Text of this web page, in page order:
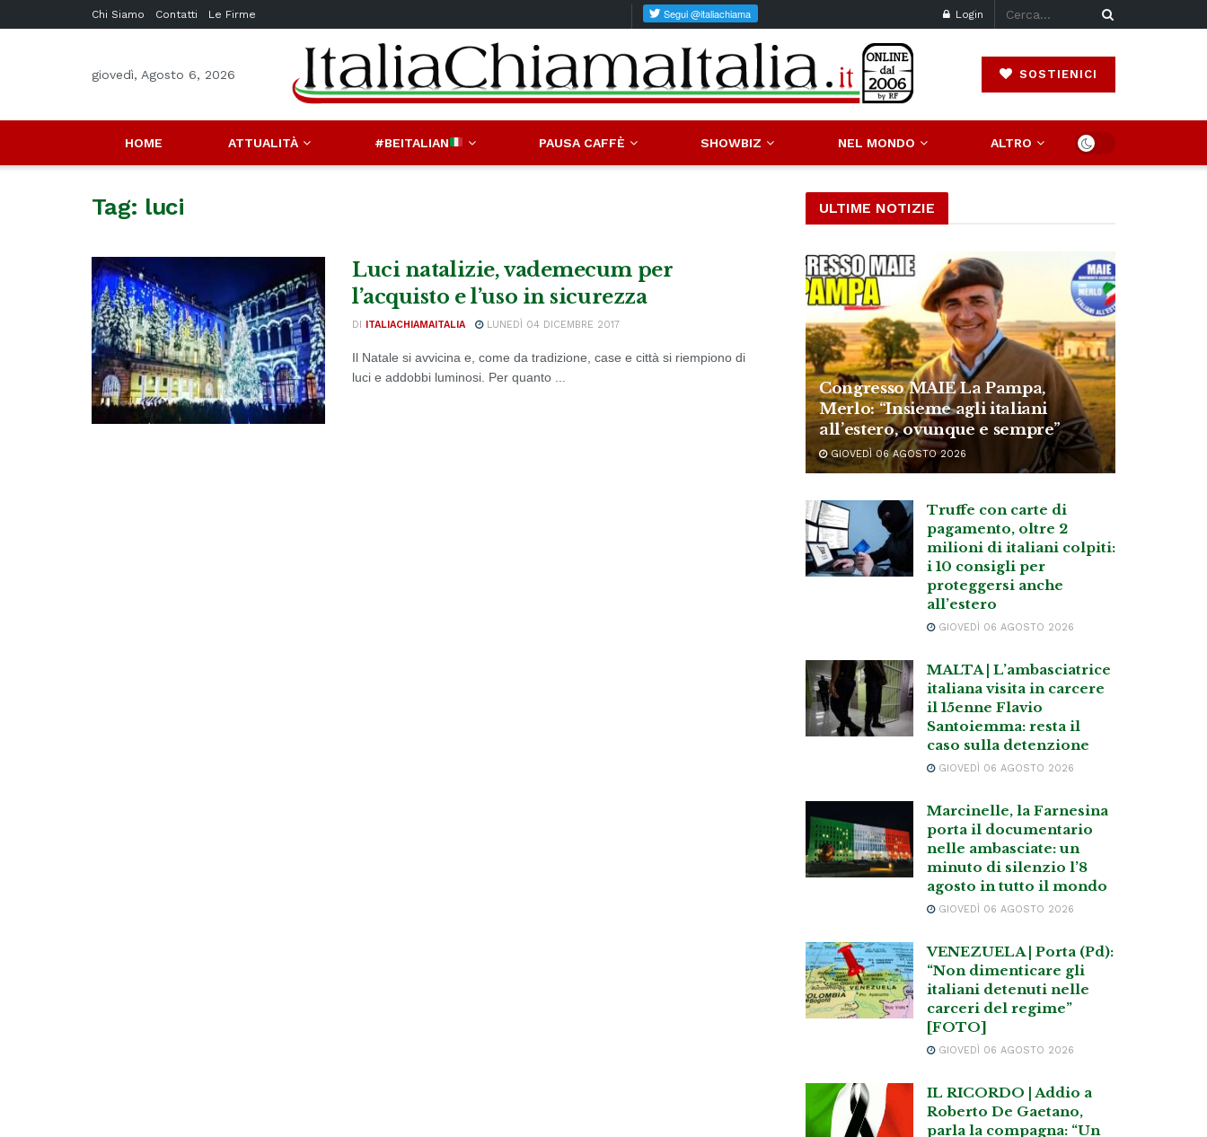
Chi Siamo Contatti Le Firme Login
giovedì, Agosto 6, 2026 SOSTIENICI
HOME ATTUALITÀ #BEITALIAN PAUSA CAFFÈ SHOWBIZ NEL MONDO ALTRO
Tag: luci
Luci natalizie, vademecum per
l’acquisto e l’uso in sicurezza
DI ITALIACHIAMAITALIA LUNEDÌ 04 DICEMBRE 2017
Il Natale si avvicina e, come da tradizione, case e città si riempiono di
luci e addobbi luminosi. Per quanto ...
ULTIME NOTIZIE
Congresso MAIE La Pampa,
Merlo: “Insieme agli italiani
all’estero, ovunque e sempre”
GIOVEDÌ 06 AGOSTO 2026
Truffe con carte di
pagamento, oltre 2
milioni di italiani colpiti:
i 10 consigli per
proteggersi anche
all’estero
GIOVEDÌ 06 AGOSTO 2026
MALTA | L’ambasciatrice
italiana visita in carcere
il 15enne Flavio
Santoiemma: resta il
caso sulla detenzione
GIOVEDÌ 06 AGOSTO 2026
Marcinelle, la Farnesina
porta il documentario
nelle ambasciate: un
minuto di silenzio l’8
agosto in tutto il mondo
GIOVEDÌ 06 AGOSTO 2026
VENEZUELA | Porta (Pd):
“Non dimenticare gli
italiani detenuti nelle
carceri del regime”
[FOTO]
GIOVEDÌ 06 AGOSTO 2026
IL RICORDO | Addio a
Roberto De Gaetano,
parla la compagna: “Un